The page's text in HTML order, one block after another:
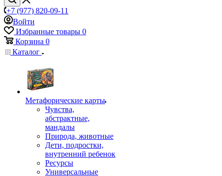
+7 (977) 820-09-11
Войти
Избранные товары 0
Корзина 0
Каталог
Mетафорические карты
Чувства,
абстрактные,
мандалы
Природа, животные
Дети, подростки,
внутренний ребенок
Ресурсы
Универсальные